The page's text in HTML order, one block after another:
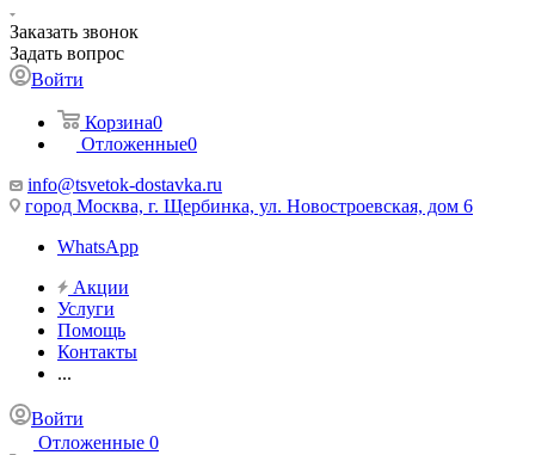
Заказать звонок
Задать вопрос
Войти
Корзина0
Отложенные0
info@tsvetok-dostavka.ru
город Москва, г. Щербинка, ул. Новостроевская, дом 6
WhatsApp
Акции
Услуги
Помощь
Контакты
...
Войти
Отложенные 0